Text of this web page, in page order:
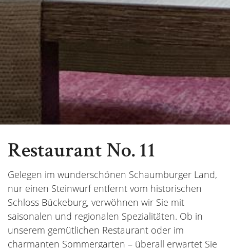
Restaurant No. 11
Gelegen im wunderschönen Schaumburger Land,
nur einen Steinwurf entfernt vom historischen
Schloss Bückeburg, verwöhnen wir Sie mit
saisonalen und regionalen Spezialitäten. Ob in
unserem gemütlichen Restaurant oder im
charmanten Sommergarten – überall erwartet Sie